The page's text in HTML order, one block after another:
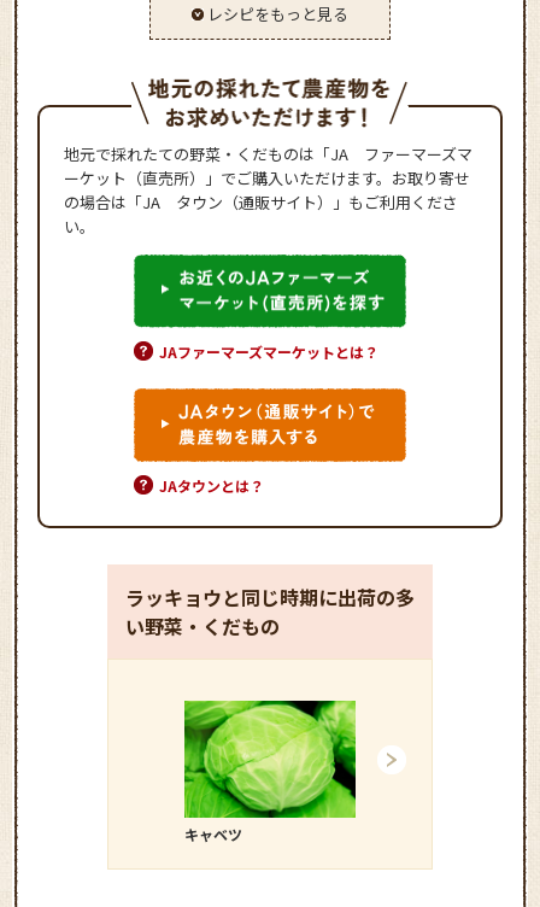
レシピをもっと見る
地元で採れたての野菜・くだものは「JA ファーマーズマ
ーケット（直売所）」でご購入いただけます。お取り寄せ
の場合は「JA タウン（通販サイト）」もご利用くださ
い。
JAファーマーズマーケットとは？
JAタウンとは？
ラッキョウと同じ時期に出荷の多
い野菜・くだもの
キャベツ